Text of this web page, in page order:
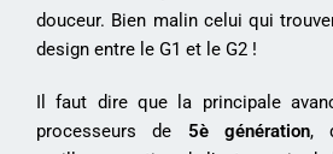
douceur. Bien malin celui qui
design entre le G1 et le G2 !
Il faut dire que la principale
processeurs de 5è génération,